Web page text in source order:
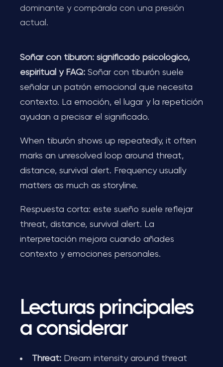
dominante y compárala con una presión
actual.
Soñar con tiburón: significado psicológico,
espiritual y FAQ: Soñar con tiburón suele
señalar un patrón emocional que necesita
contexto. La emoción, el lugar y la repetición
ayudan a precisar el significado.
When tiburón shows up repeatedly, it often
marks an unresolved loop around threat,
distance, survival alert. Frequency usually
matters as much as storyline.
Respuesta corta: este sueño suele reflejar
threat, distance, survival alert. La
interpretación mejora cuando añades
contexto y emociones personales.
Lecturas principales
a considerar
Threat: Dream intensity around threat